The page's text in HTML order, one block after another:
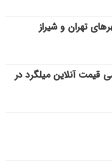
تهران و شیراز
قیمت آنلاین میلگرد در